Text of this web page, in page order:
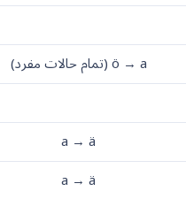
ö → a (تمام حالات مفرد)
a → ä
a → ä